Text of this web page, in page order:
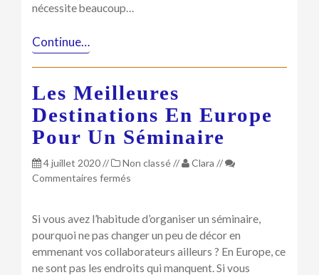
nécessite beaucoup…
Continue…
Les Meilleures
Destinations En Europe
Pour Un Séminaire
4 juillet 2020// Non classé// Clara //
Commentaires fermés
destinations
en
Europe
pour
Si vous avez l’habitude d’organiser un séminaire,
pourquoi ne pas changer un peu de décor en
emmenant vos collaborateurs ailleurs ? En Europe, ce
ne sont pas les endroits qui manquent. Si vous